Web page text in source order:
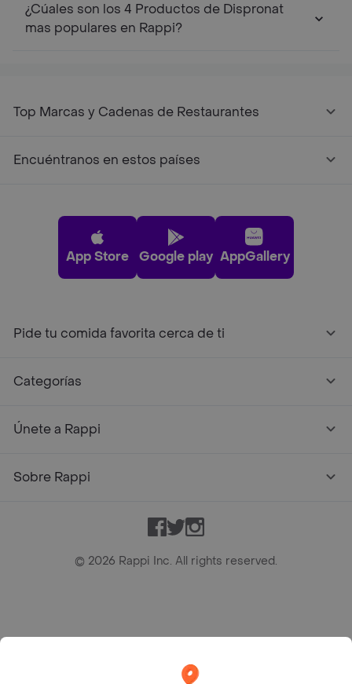
¿Cúales son los 4 Productos de Dispronat
mas populares en Rappi?
Top Marcas y Cadenas de Restaurantes
Encuéntranos en estos países
App Store Google play AppGallery
Pide tu comida favorita cerca de ti
Categorías
Únete a Rappi
Sobre Rappi
Facebook
TwitterInstagram
© 2026 Rappi Inc. All rights reserved.
Bogotá D.C. --- notificacionesrappi@rappi.com